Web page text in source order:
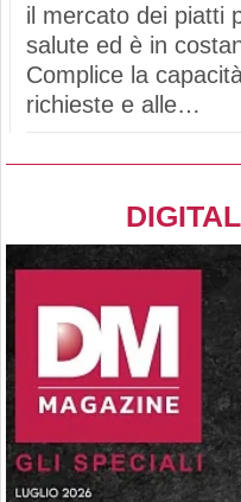
il mercato dei piatti
salute ed è in
Complice la
richieste e alle…